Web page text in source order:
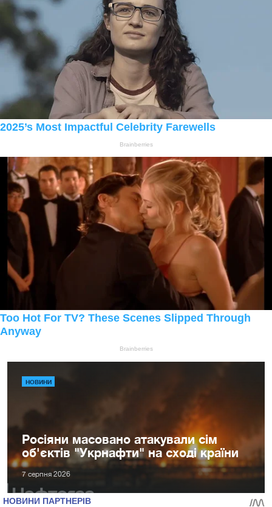
НОВИНИ
Росіяни масовано атакували сім
об'єктів "Укрнафти" на сході країни
7 серпня 2026